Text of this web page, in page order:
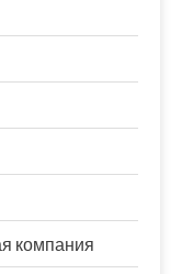
компания